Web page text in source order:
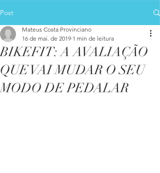
Post
BIKEFIT: A AVALIAÇÃO
QUE VAI MUDAR O SEU
MODO DE PEDALAR
Mateus Costa Provinciano
16 de mai. de 2019 1 min de leitura